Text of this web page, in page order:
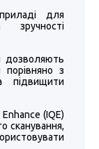
для
зручності
дозволяють
з
підвищити
(IQE)
сканування,